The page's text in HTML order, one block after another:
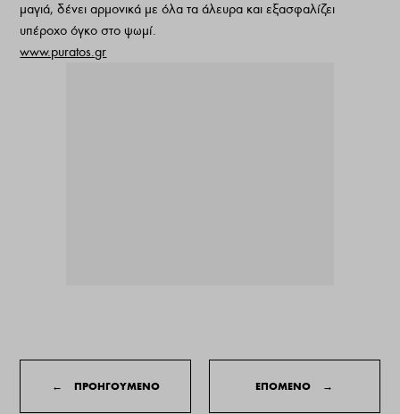
μαγιά, δένει αρμονικά με όλα τα άλευρα και εξασφαλίζει
υπέροχο όγκο στο ψωμί.
www.puratos.gr
← ΠΡΟΗΓΟΥΜΕΝΟ ΕΠΟΜΕΝΟ →